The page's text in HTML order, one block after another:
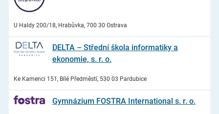
U Haldy 200/18, Hrabůvka, 700 30 Ostrava
DELTA – Střední škola informatiky a
ekonomie, s. r. o.
Ke Kamenci 151, Bílé Předměstí, 530 03 Pardubice
Gymnázium FOSTRA International s. r. o.